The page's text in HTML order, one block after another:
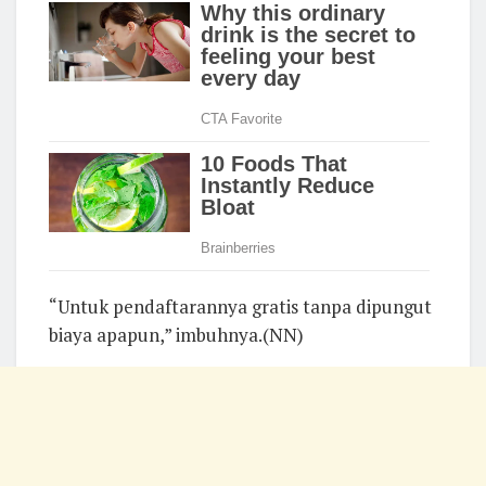
“Untuk pendaftarannya gratis tanpa dipungut
biaya apapun,” imbuhnya.(NN)